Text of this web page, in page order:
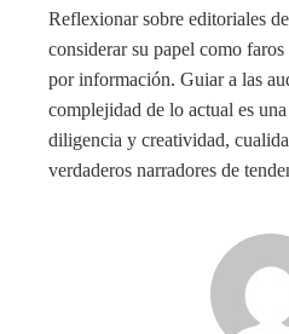
Reflexionar sobre editoriales
considerar su papel como
por información. Guiar a las
complejidad de lo actual es
diligencia y creatividad,
verdaderos narradores de